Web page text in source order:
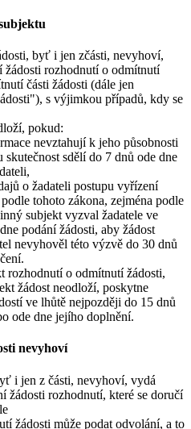
byť i jen zčásti, nevyhoví,
rozhodnutí o odmítnutí
části žádosti (dále jen
s výjimkou případů, kdy se
pokud:
nevztahují k jeho působnosti
skutečnost sdělí do 7 dnů ode dne
o žadateli postupu vyřízení
tohoto zákona, zejména podle
subjekt vyzval žadatele ve
podání žádosti, aby žádost
nevyhověl této výzvě do 30 dnů
rozhodnutí o odmítnutí žádosti,
žádost neodloží, poskytne
ve lhůtě nejpozději do 15 dnů
ode dne jejího doplnění.
nevyhoví
i jen z části, nevyhoví, vydá
žádosti rozhodnutí, které se doručí
žádosti může podat odvolání, a to